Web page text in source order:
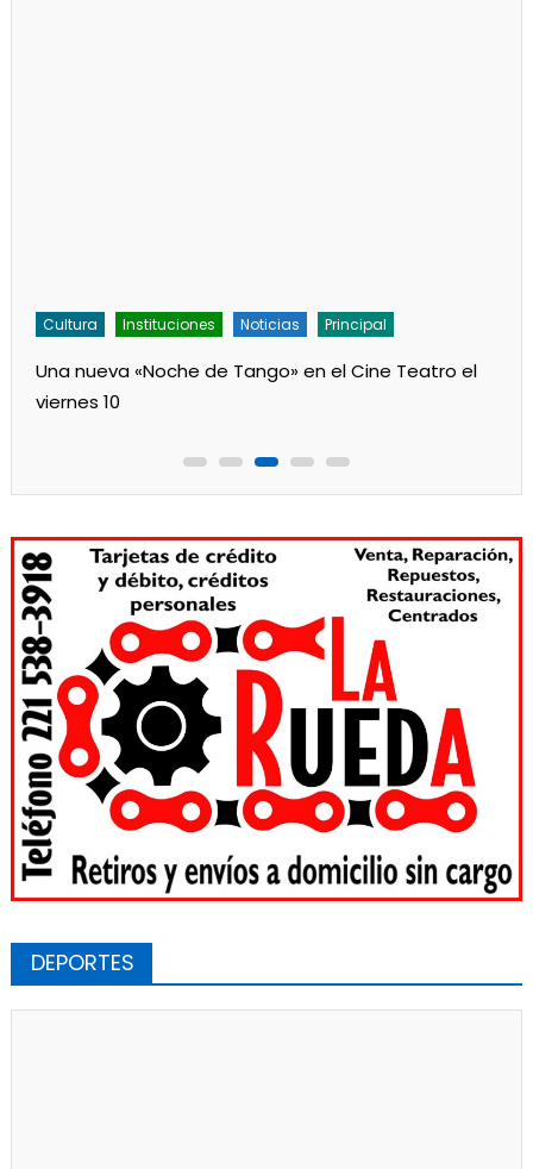
Cultura Instituciones Noticias Principal
Una nueva «Noche de Tango» en el Cine Teatro el
viernes 10
DEPORTES